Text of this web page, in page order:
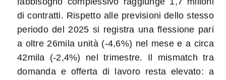
di contratti. Rispetto alle previsioni dello stesso
periodo del 2025 si registra una flessione pari
a oltre 26mila unità (-4,6%) nel mese e a circa
42mila (-2,4%) nel trimestre. Il mismatch tra
domanda e offerta di lavoro resta elevato: a